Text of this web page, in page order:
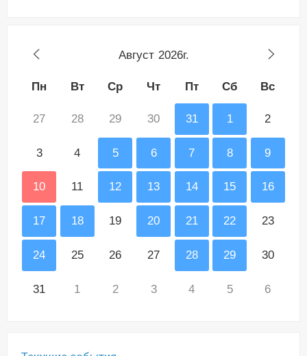
Август 2026г.
Пн Вт Ср Чт Пт Сб Вс
27 28 29 30 31 1 2
3 4 5 6 7 8 9
10 11 12 13 14 15 16
17 18 19 20 21 22 23
24 25 26 27 28 29 30
31 1 2 3 4 5 6